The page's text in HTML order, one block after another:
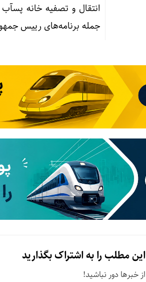
انتقال و تصفیه خانه
جمله برنامه‌های رییس
این مطلب را به اشتراک بگذارید
از خبرها دور نباشید!